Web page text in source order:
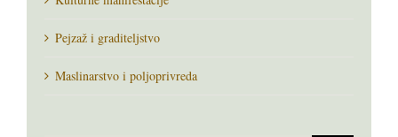
Pejzaž i graditeljstvo
Maslinarstvo i poljoprivreda